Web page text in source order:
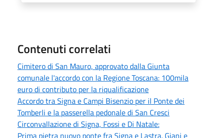
Contenuti correlati
Cimitero di San Mauro, approvato dalla Giunta
comunale l'accordo con la Regione Toscana: 100mila
euro di contributo per la riqualificazione
Accordo tra Signa e Campi Bisenzio per il Ponte dei
Tomberli e la passerella pedonale di San Cresci
Circonvallazione di Signa, Fossi e Di Natale:
Prima pietra nuovo ponte fra Signa e Lastra. Giani e